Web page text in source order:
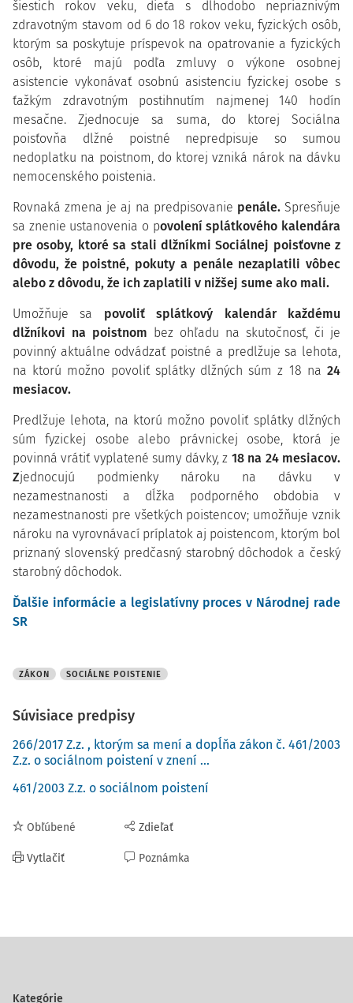
šiestich rokov veku, dieťa s dlhodobo nepriaznivým
zdravotným stavom od 6 do 18 rokov veku, fyzických osôb,
ktorým sa poskytuje príspevok na opatrovanie a fyzických
osôb, ktoré majú podľa zmluvy o výkone osobnej
asistencie vykonávať osobnú asistenciu fyzickej osobe s
ťažkým zdravotným postihnutím najmenej 140 hodín
mesačne. Zjednocuje sa suma, do ktorej Sociálna
poisťovňa dlžné poistné nepredpisuje so sumou
nedoplatku na poistnom, do ktorej vzniká nárok na dávku
nemocenského poistenia.
Rovnaká zmena je aj na predpisovanie penále.Spresňuje
sa znenie ustanovenia o povolení splátkového kalendára
pre osoby, ktoré sa stali dlžníkmi Sociálnej poisťovne z
dôvodu, že poistné, pokuty a penále nezaplatili vôbec
alebo z dôvodu, že ich zaplatili v nižšej sume ako mali.
Umožňuje sa povoliť splátkový kalendár každému
dlžníkovi na poistnom bez ohľadu na skutočnosť, či je
povinný aktuálne odvádzať poistné a predlžuje sa lehota,
na ktorú možno povoliť splátky dlžných súm z 18 na 24
mesiacov.
Predlžuje lehota, na ktorú možno povoliť splátky dlžných
súm fyzickej osobe alebo právnickej osobe, ktorá je
povinná vrátiť vyplatené sumy dávky, z 18 na 24 mesiacov.
Zjednocujú podmienky nároku na dávku v
nezamestnanosti a dĺžka podporného obdobia v
nezamestnanosti pre všetkých poistencov; umožňuje vznik
nároku na vyrovnávací príplatok aj poistencom, ktorým bol
priznaný slovenský predčasný starobný dôchodok a český
starobný dôchodok.
Ďalšie informácie a legislatívny proces v Národnej rade
SR
ZÁKON SOCIÁLNE POISTENIE
Súvisiace predpisy
266/2017 Z.z. , ktorým sa mení a dopĺňa zákon č. 461/2003
Z.z. o sociálnom poistení v znení ...
461/2003 Z.z. o sociálnom poistení
Obľúbené
Vytlačiť
Zdieľať
Poznámka
Kategórie